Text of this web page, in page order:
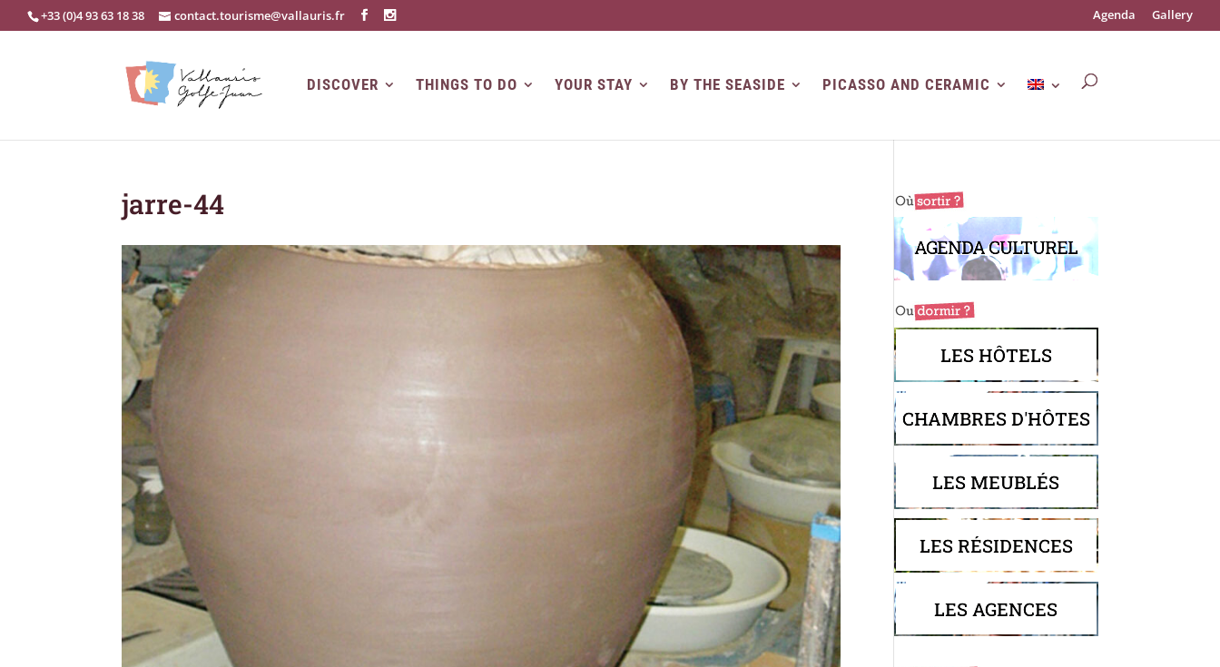
+33 (0)4 93 63 18 38 contact.tourisme@vallauris.fr Agenda Gallery
DISCOVER THINGS TO DO YOUR STAY BY THE SEASIDE PICASSO AND CERAMIC
jarre-44
AGENDA CULTUREL
LES HÔTELS
CHAMBRES D'HÔTES
LES MEUBLÉS
LES RÉSIDENCES
LES AGENCES